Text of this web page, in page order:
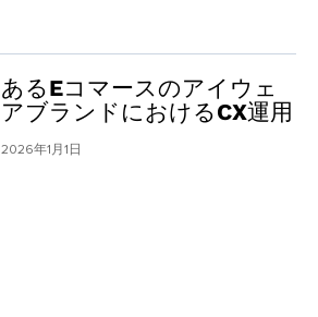
あるEコマースのアイウェ
アブランドにおけるCX運用
2026年1月1日